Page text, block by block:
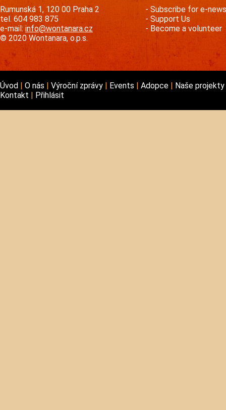
Rumunská 1, 120 00 Praha 2
tel. 604 983 875
e-mail: info@wontanara.cz
© 2020 Wontanara, o.p.s.
Subscribe for e-news
Support Us
Become a volunteer
Úvod O nás Výroční zprávy Events Adopce
Naše projekty
Kontakt
Přihlásit